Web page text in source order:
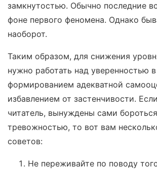
замкнутостью. Обычно последние
фоне первого феномена. Однако
наоборот.
Таким образом, для снижения
нужно работать над уверенностью в
формированием адекватной
избавлением от застенчивости.
читатель, вынуждены сами
тревожностью, то вот вам
советов:
Не переживайте по поводу